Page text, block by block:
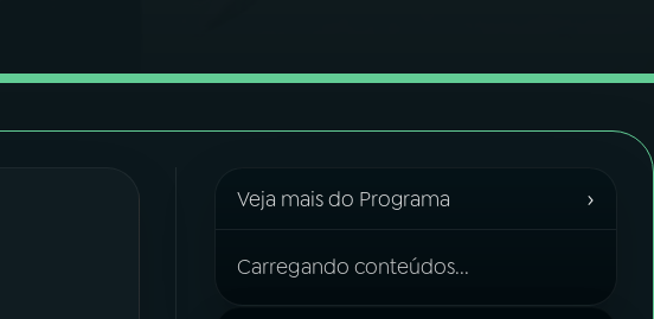
Veja mais do Programa ›
Carregando conteúdos...